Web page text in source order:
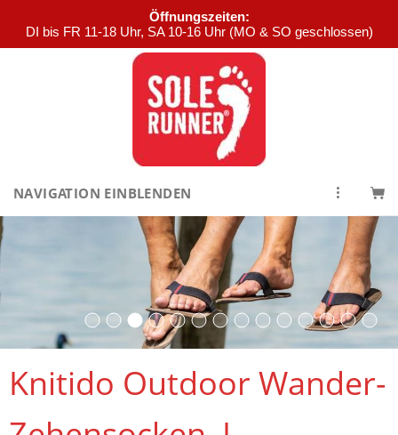
Öffnungszeiten:
DI bis FR 11-18 Uhr, SA 10-16 Uhr (MO & SO geschlossen)
NAVIGATION EINBLENDEN
Knitido Outdoor Wander-